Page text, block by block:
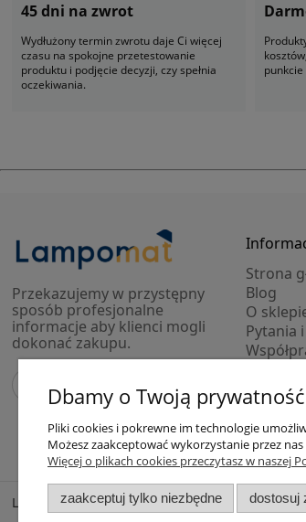
45 dni na zwrot
Wydłużony termin zwrotu daje Ci więcej
czasu na spokojne przetestowanie
produktu i podjęcie decyzji, czy spełnia
oczekiwania.
punkcie
Przekazujemy w przystępny
sposób profesjonalne
informacje aby klienci mogli
dokonać zakupu.
Strona
Blog
O
Pytania
Modele
Outlet
Lampomat 2017 - 2026
Dbamy o Twoją prywatność
Pliki cookies i pokrewne im technologie
Możesz zaakceptować wykorzystanie przez
Więcej o plikach cookies przeczytasz w naszej
zaakceptuj tylko niezbędne dostosuj